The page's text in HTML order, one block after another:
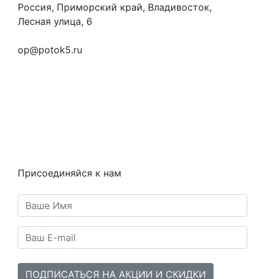
Россия, Приморский край, Владивосток,
Лесная улица, 6
op@potok5.ru
Присоединяйся к нам
ПОДПИСАТЬСЯ НА АКЦИИ И СКИДКИ